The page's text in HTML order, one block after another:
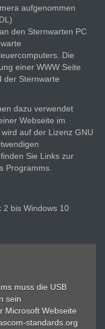
aufgenommen
den Sternwarten PC
Die
einer WWW Seite
der Sternwarte
dazu verwendet
Webseite im
auf der Lizenz GNU
Sie Links zur
Programms.
2 bis Windows 10
muss die USB
sein
Microsoft Webseite
standards.org